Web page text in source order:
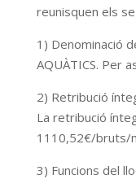
reunisquen els
1) Denominació
AQUÀTICS. Per
2) Retribució
La retribució
1110,52€/bruts/
3) Funcions del